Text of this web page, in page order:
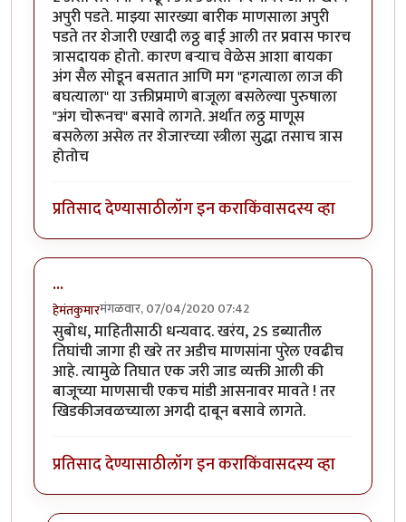
अपुरी पडते. माझ्या सारख्या बारीक माणसाला अपुरी
पडते तर शेजारी एखादी लठ्ठ बाई आली तर प्रवास फारच
त्रासदायक होतो. कारण बऱ्याच वेळेस आशा बायका
अंग सैल सोडून बसतात आणि मग "हगत्याला लाज की
बघत्याला" या उक्तीप्रमाणे बाजूला बसलेल्या पुरुषाला
"अंग चोरूनच" बसावे लागते. अर्थात लठ्ठ माणूस
बसलेला असेल तर शेजारच्या स्त्रीला सुद्धा तसाच त्रास
होतोच
प्रतिसाद देण्यासाठीलॉग इन कराकिंवासदस्य व्हा
...
हेमंतकुमारमंगळवार, 07/04/2020 07:42
सुबोध, माहितीसाठी धन्यवाद. खरंय, 2S डब्यातील
तिघांची जागा ही खरे तर अडीच माणसांना पुरेल एवढीच
आहे. त्यामुळे तिघात एक जरी जाड व्यक्ती आली की
बाजूच्या माणसाची एकच मांडी आसनावर मावते ! तर
खिडकीजवळच्याला अगदी दाबून बसावे लागते.
प्रतिसाद देण्यासाठीलॉग इन कराकिंवासदस्य व्हा